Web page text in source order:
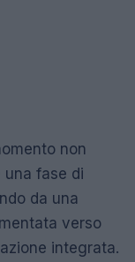
non
fase di
da una
verso
integrata.